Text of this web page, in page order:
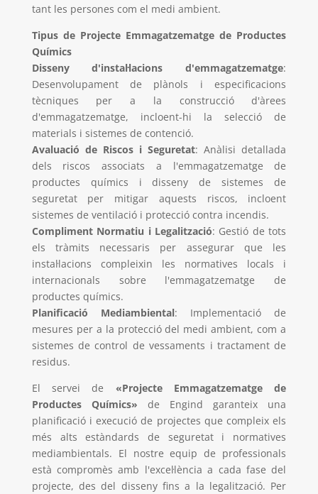
tant les persones com el medi ambient.
Tipus de Projecte Emmagatzematge de Productes
Químics
Disseny d'instal·lacions d'emmagatzematge:
Desenvolupament de plànols i especificacions
tècniques per a la construcció d'àrees
d'emmagatzematge, incloent-hi la selecció de
materials i sistemes de contenció.
Avaluació de Riscos i Seguretat: Anàlisi detallada
dels riscos associats a l'emmagatzematge de
productes químics i disseny de sistemes de
seguretat per mitigar aquests riscos, incloent
sistemes de ventilació i protecció contra incendis.
Compliment Normatiu i Legalització: Gestió de tots
els tràmits necessaris per assegurar que les
instal·lacions compleixin les normatives locals i
internacionals sobre l'emmagatzematge de
productes químics.
Planificació Mediambiental: Implementació de
mesures per a la protecció del medi ambient, com a
sistemes de control de vessaments i tractament de
residus.
El servei de «Projecte Emmagatzematge de
Productes Químics» de Engind garanteix una
planificació i execució de projectes que compleix els
més alts estàndards de seguretat i normatives
mediambientals. El nostre equip de professionals
està compromès amb l'excel·lència a cada fase del
projecte, des del disseny fins a la legalització. Per